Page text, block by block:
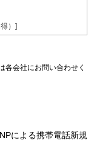
）]
各会社にお問い合わせく
による携帯電話新規